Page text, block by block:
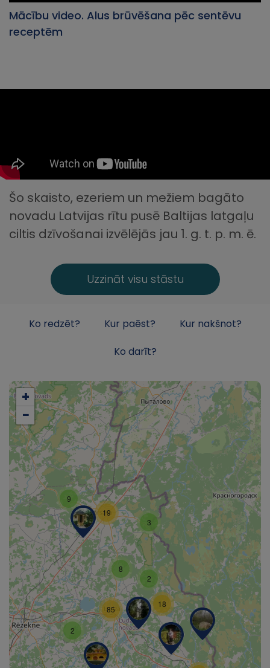
Mācību video. Alus brūvēšana pēc sentēvu
receptēm
Šo skaisto, ezeriem un mežiem bagāto
novadu Latvijas rītu pusē Baltijas latgaļu
ciltis dzīvošanai izvēlējās jau 1. g. t. p. m. ē.
Uzzināt visu stāstu
Ko redzēt? Kur paēst?
Kur nakšnot?
Ko darīt?
2
18
3
9
19
2
8
85
+
−